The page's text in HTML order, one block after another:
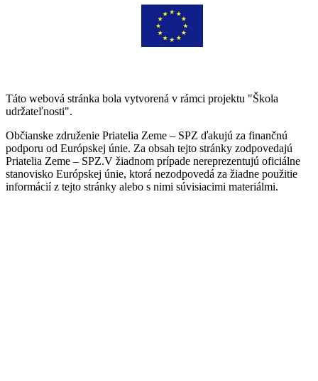
Táto webová stránka bola vytvorená v rámci projektu "Škola
udržateľnosti".
Občianske združenie Priatelia Zeme – SPZ ďakujú za finančnú
podporu od Európskej únie. Za obsah tejto stránky zodpovedajú
Priatelia Zeme – SPZ.V žiadnom prípade nereprezentujú oficiálne
stanovisko Európskej únie, ktorá nezodpovedá za žiadne použitie
informácií z tejto stránky alebo s nimi súvisiacimi materiálmi.